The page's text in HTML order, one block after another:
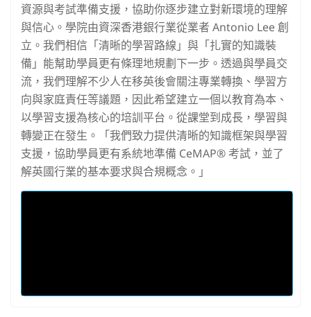
資源與考試準備支援，協助你逐步建立對新環境的理解
與信心。學院由資深香港銀行業從業者 Antonio Lee 創
立。我們相信「清晰的學習路線」與「扎實的知識裝
備」能幫助學員更有條理地規劃下一步。透過與學員交
流，我們理解不少人在移英後會關注專業轉換、學習方
向與家庭責任等議題，因此希望建立一個以教育為本、
以學習支援為核心的培訓平台。從課堂到成長，學習與
轉變正在發生。「我們致力提供清晰的知識框架與學習
支援，協助學員更有系統地準備 CeMAP® 考試，並了
解英國行業的基本要求與合規概念。」